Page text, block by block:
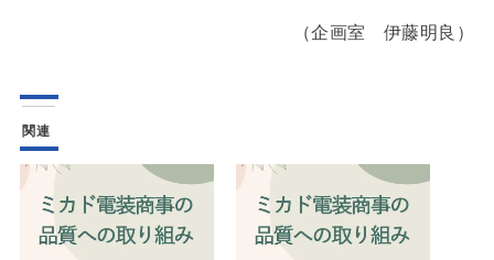
（企画室 伊藤明良）
関連